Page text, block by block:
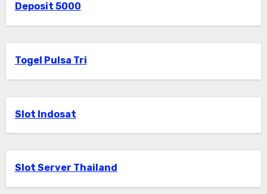
Deposit 5000
Togel Pulsa Tri
Slot Indosat
Slot Server Thailand